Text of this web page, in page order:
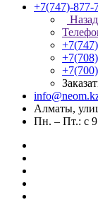
+7(747)-877-
Назад
Алматы,
Пн. – Пт.: с